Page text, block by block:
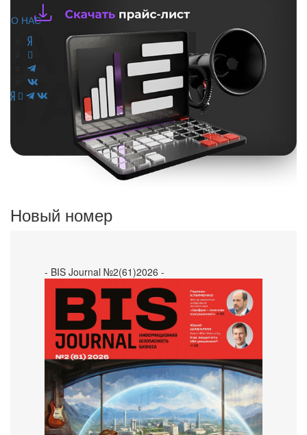
О НАС
Новый номер
- BIS Journal №2(61)2026 -